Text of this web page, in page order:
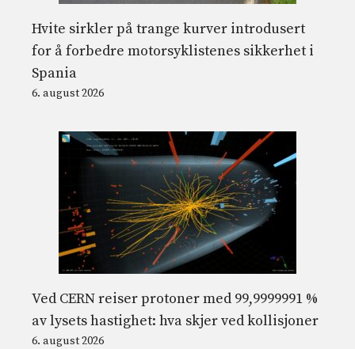
Hvite sirkler på trange kurver introdusert
for å forbedre motorsyklistenes sikkerhet i
Spania
6. august 2026
Ved CERN reiser protoner med 99,9999991 %
av lysets hastighet: hva skjer ved kollisjoner
6. august 2026